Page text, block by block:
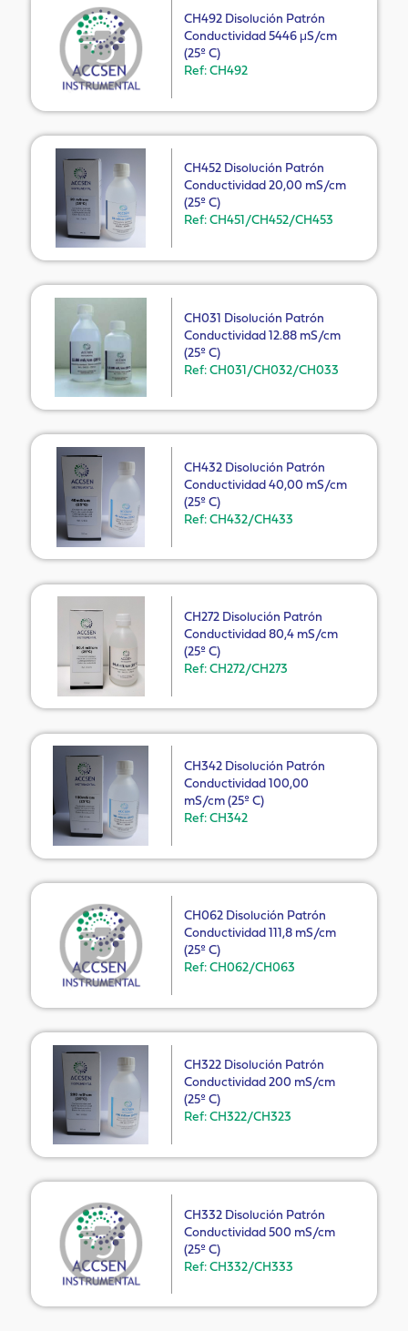
CH492 Disolución Patrón
Conductividad 5446 μS/cm
(25º C)
Ref: CH492
CH452 Disolución Patrón
Conductividad 20,00 mS/cm
(25º C)
Ref: CH451/CH452/CH453
CH031 Disolución Patrón
Conductividad 12.88 mS/cm
(25º C)
Ref: CH031/CH032/CH033
CH432 Disolución Patrón
Conductividad 40,00 mS/cm
(25º C)
Ref: CH432/CH433
CH272 Disolución Patrón
Conductividad 80,4 mS/cm
(25º C)
Ref: CH272/CH273
CH342 Disolución Patrón
Conductividad 100,00
mS/cm (25º C)
Ref: CH342
CH062 Disolución Patrón
Conductividad 111,8 mS/cm
(25º C)
Ref: CH062/CH063
CH322 Disolución Patrón
Conductividad 200 mS/cm
(25º C)
Ref: CH322/CH323
CH332 Disolución Patrón
Conductividad 500 mS/cm
(25º C)
Ref: CH332/CH333